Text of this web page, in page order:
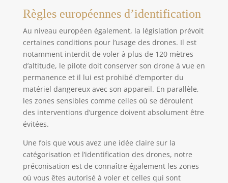
hommes, les adolescents, les garçons, les maris et
les petits amis.
Règles européennes d’identification
Au niveau européen également, la législation prévoit
certaines conditions pour l’usage des drones. Il est
notamment interdit de voler à plus de 120 mètres
d’altitude, le pilote doit conserver son drone à vue en
permanence et il lui est prohibé d’emporter du
matériel dangereux avec son appareil. En parallèle,
les zones sensibles comme celles où se déroulent
des interventions d’urgence doivent absolument être
évitées.
Une fois que vous avez une idée claire sur la
catégorisation et l’identification des drones, notre
préconisation est de connaître également les zones
où vous êtes autorisé à voler et celles qui sont